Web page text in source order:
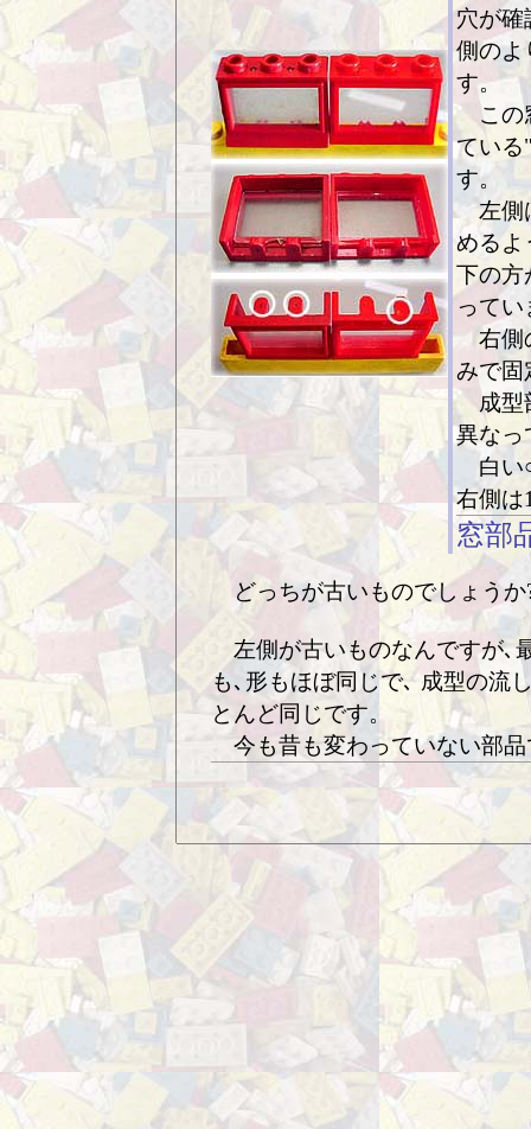
穴が確
側のよ
す。
この
ている
す。
左側
めるよ
下の方
って
右側
みで固
成型
異なっ
白い
右側は
窓部
どっちが古いものでしょうか
左側が古いものなんですが､
も､形もほぼ同じで､ 成型の流
とんど同じです。
今も昔も変わっていない部品